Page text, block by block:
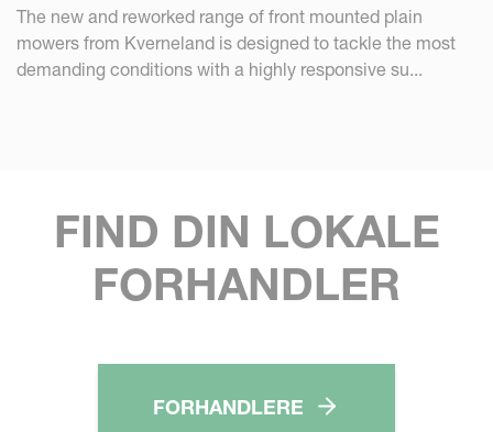
The new and reworked range of front mounted plain
mowers from Kverneland is designed to tackle the most
demanding conditions with a highly responsive su...
FIND DIN LOKALE
FORHANDLER
FORHANDLERE